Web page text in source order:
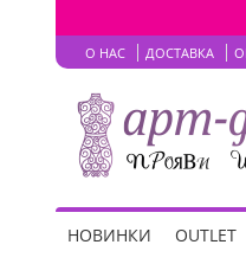
О НАС ДОСТАВКА
НОВИНКИ OUTLET